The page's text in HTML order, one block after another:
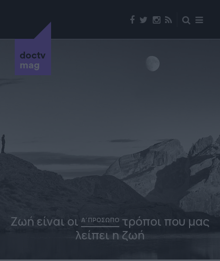
doctv
mag
Ζωή είναι οι Α' ΠΡΟΣΩΠΟ τρόποι που μας
λείπει η ζωή